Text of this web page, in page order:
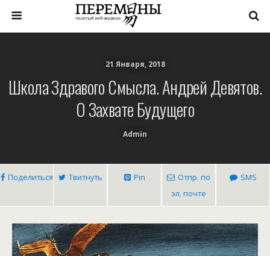
21 Января, 2018
Школа Здравого Смысла. Андрей Девятов.
О Захвате Будущего
Admin
Поделиться Твитнуть Pin
Отпр. по
эл. почте
SMS